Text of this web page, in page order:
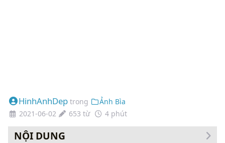
HinhAnhDep trong
Ảnh Bìa
2021-06-02
653 từ 4 phút
NỘI DUNG